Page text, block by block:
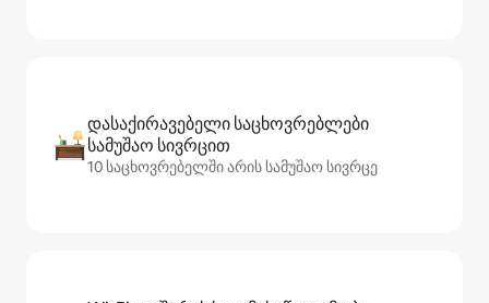
დასაქირავებელი საცხოვრებლები
სამუშაო სივრცით
10 საცხოვრებელში არის სამუშაო სივრცე